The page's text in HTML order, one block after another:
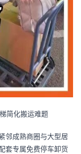
简化搬运难题
邻成熟商圈与大型居
套专属免费停车卸货